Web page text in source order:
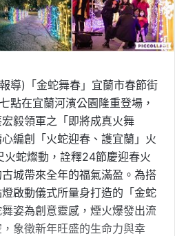
導)「金蛇舞春」宜蘭市春節街
點在宜蘭河濱公園隆重登場，
毅領軍之「即將成真火舞
編創「火蛇迎春、護宜蘭」火
蛇燦動，詮釋24節慶迎春火
城帶來全年的福氣滿盈。為搭
啟動儀式所量身打造的「金蛇
姿為創意靈感，煙火爆發出流
象徵新年旺盛的生命力與幸